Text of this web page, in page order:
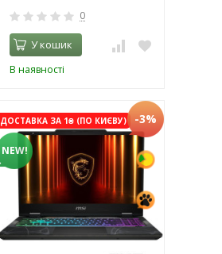
0
У кошик
В наявності
ДОСТАВКА ЗА 1₴ (ПО КИЄВУ)
NEW!
-3%